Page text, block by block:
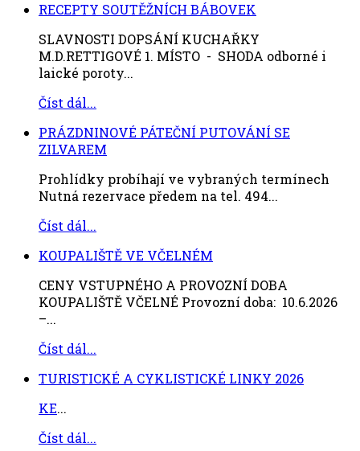
RECEPTY SOUTĚŽNÍCH BÁBOVEK
SLAVNOSTI DOPSÁNÍ KUCHAŘKY
M.D.RETTIGOVÉ 1. MÍSTO - SHODA odborné i
laické poroty...
Číst dál...
PRÁZDNINOVÉ PÁTEČNÍ PUTOVÁNÍ SE
ZILVAREM
Prohlídky probíhají ve vybraných termínech
Nutná rezervace předem na tel. 494...
Číst dál...
KOUPALIŠTĚ VE VČELNÉM
CENY VSTUPNÉHO A PROVOZNÍ DOBA
KOUPALIŠTĚ VČELNÉ Provozní doba: 10.6.2026
–...
Číst dál...
TURISTICKÉ A CYKLISTICKÉ LINKY 2026
KE...
Číst dál...